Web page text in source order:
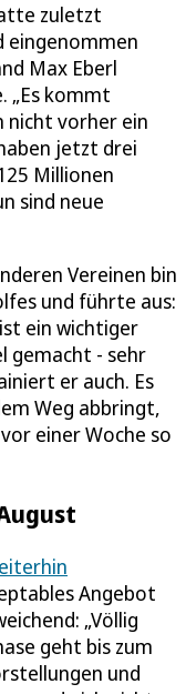
zuletzt
eingenommen
Max Eberl
„Es kommt
nicht vorher ein
jetzt drei
Millionen
sind neue
Vereinen bin
und führte aus:
ein wichtiger
gemacht - sehr
er auch. Es
Weg abbringt,
einer Woche so
Angebot
„Völlig
geht bis zum
und